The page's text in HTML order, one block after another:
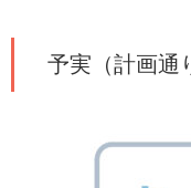
予実（計画通